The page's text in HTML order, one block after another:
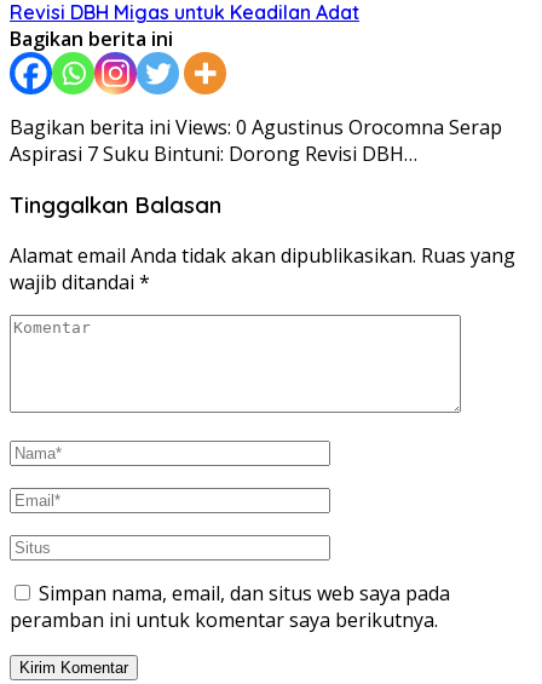
Revisi DBH Migas untuk Keadilan Adat
Bagikan berita ini
Bagikan berita ini Views: 0 Agustinus Orocomna Serap
Aspirasi 7 Suku Bintuni: Dorong Revisi DBH…
Tinggalkan Balasan
Alamat email Anda tidak akan dipublikasikan. Ruas yang
wajib ditandai *
Simpan nama, email, dan situs web saya pada
peramban ini untuk komentar saya berikutnya.